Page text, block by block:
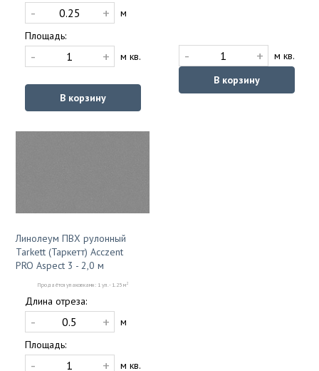
- +
м
Площадь:
- + м кв.
В корзину
- +
м кв.
В корзину
Линолеум ПВХ рулонный
Tarkett (Таркетт) Acczent
PRO Aspect 3 - 2,0 м
Продаётся упаковками: 1 уп. - 1.25 м2
Длина отреза:
- +
м
Площадь:
- + м кв.